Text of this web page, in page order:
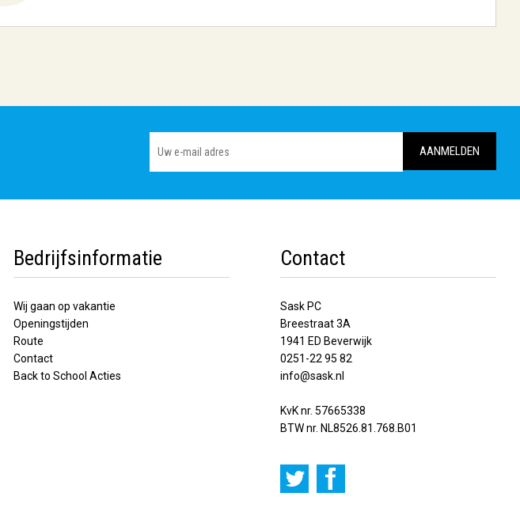
BESTELLEN BESTELLEN
Bedrijfsinformatie
Wij gaan op vakantie
Openingstijden
Route
Contact
Back to School Acties
Contact
Sask PC
Breestraat 3A
1941 ED Beverwijk
0251-22 95 82
info@sask.nl
KvK nr. 57665338
BTW nr. NL8526.81.768.B01